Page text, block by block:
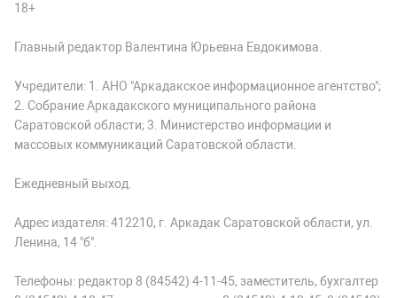
18+
Главный редактор Валентина Юрьевна Евдокимова.
Учредители: 1. АНО "Аркадакское информационное агентство";
2. Собрание Аркадакского муниципального района
Саратовской области; 3. Министерство информации и
массовых коммуникаций Саратовской области.
Ежедневный выход.
Адрес издателя: 412210, г. Аркадак Саратовской области, ул.
Ленина, 14 "б".
Телефоны: редактор 8 (84542) 4-11-45, заместитель, бухгалтер